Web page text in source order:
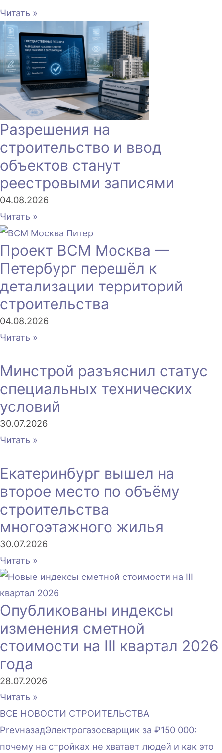
Читать »
Разрешения на
строительство и ввод
объектов станут
реестровыми записями
04.08.2026
Читать »
Проект ВСМ Москва —
Петербург перешёл к
детализации территорий
строительства
04.08.2026
Читать »
Минстрой разъяснил статус
специальных технических
условий
30.07.2026
Читать »
Екатеринбург вышел на
второе место по объёму
строительства
многоэтажного жилья
30.07.2026
Читать »
Опубликованы индексы
изменения сметной
стоимости на III квартал 2026
года
28.07.2026
Читать »
ВСЕ НОВОСТИ СТРОИТЕЛЬСТВА
PrevназадЭлектрогазосварщик за ₽150 000:
почему на стройках не хватает людей и как это